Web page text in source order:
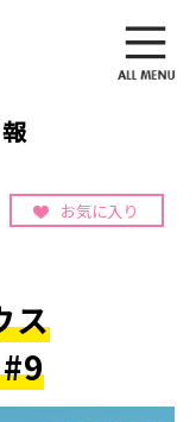
お気に入り
ス